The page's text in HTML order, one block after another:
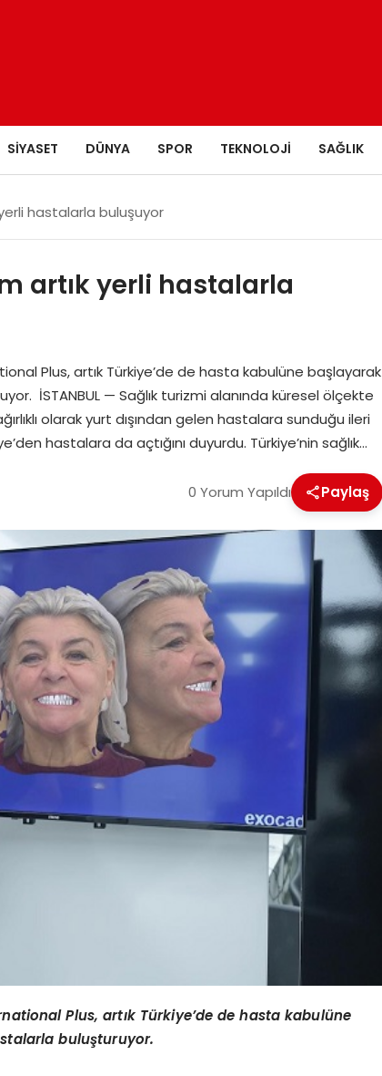
SIYASET DÜNYA SPOR TEKNOLOJI SAĞLIK
hastalarla buluşuyor
artık yerli hastalarla
Plus, artık Türkiye’de de hasta kabulüne başlayarak
İSTANBUL — Sağlık turizmi alanında küresel ölçekte
olarak yurt dışından gelen hastalara sunduğu ileri
hastalara da açtığını duyurdu. Türkiye’nin sağlık…
0 Yorum Yapıldı Paylaş
Plus, artık Türkiye’de de hasta kabulüne
buluşturuyor.